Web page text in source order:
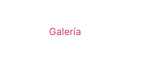
Galería